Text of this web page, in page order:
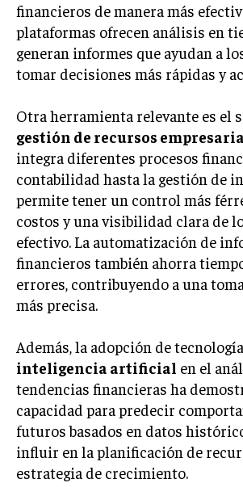
financieros de manera más
plataformas ofrecen análisis en
generan informes que ayudan a
tomar decisiones más rápidas y
Otra herramienta relevante es el
gestión de recursos
integra diferentes procesos
contabilidad hasta la gestión de
permite tener un control más
costos y una visibilidad clara de
efectivo. La automatización de
financieros también ahorra
errores, contribuyendo a una
más precisa.
Además, la adopción de
inteligencia artificial en el
tendencias financieras ha
capacidad para predecir
futuros basados en datos
influir en la planificación de
estrategia de crecimiento.